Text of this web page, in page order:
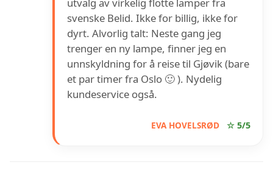
utvalg av virkelig flotte lamper fra
svenske Belid. Ikke for billig, ikke for
dyrt. Alvorlig talt: Neste gang jeg
trenger en ny lampe, finner jeg en
unnskyldning for å reise til Gjøvik (bare
et par timer fra Oslo 🙂 ). Nydelig
kundeservice også.
EVA HOVELSRØD ☆ 5/5